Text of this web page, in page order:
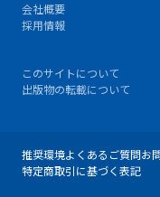
会社概要
採用情報
このサイトについて
出版物の転載について
推奨環境よくあるご質問お
特定商取引に基づく表記